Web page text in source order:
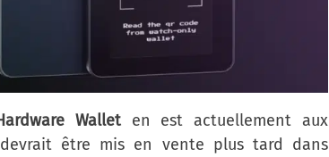
Walleten est actuellement aux
être mis en vente plus tard dans